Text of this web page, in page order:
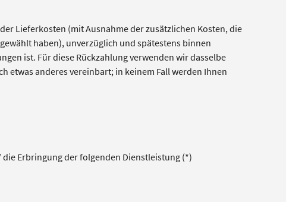
Lieferkosten (mit Ausnahme der zusätzlichen Kosten, die
haben), unverzüglich und spätestens binnen
ist. Für diese Rückzahlung verwenden wir dasselbe
etwas anderes vereinbart; in keinem Fall werden Ihnen
Erbringung der folgenden Dienstleistung (*)